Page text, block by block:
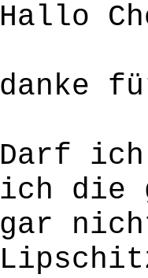
Hallo
danke
Darf
ich die
gar